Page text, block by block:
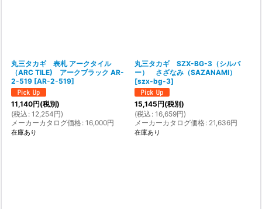
丸三タカギ 表札 アークタイル
（ARC TILE) アークブラック AR-
2-519 [AR-2-519]
11,140円(税別)
(税込 : 12,254円)
メーカーカタログ価格: 16,000円
在庫あり
丸三タカギ SZX-BG-3（シルバ
ー） さざなみ（SAZANAMI）
[szx-bg-3]
15,145円(税別)
(税込 : 16,659円)
メーカーカタログ価格: 21,636円
在庫あり